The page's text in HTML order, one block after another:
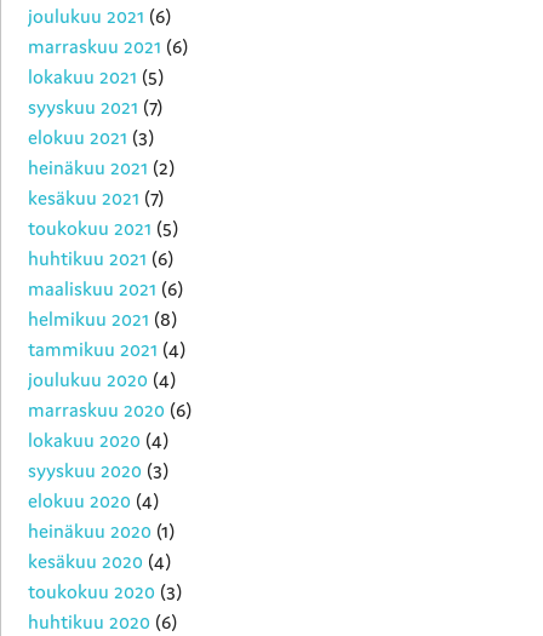
joulukuu 2021 (6)
marraskuu 2021 (6)
lokakuu 2021 (5)
syyskuu 2021 (7)
elokuu 2021 (3)
heinäkuu 2021 (2)
kesäkuu 2021 (7)
toukokuu 2021 (5)
huhtikuu 2021 (6)
maaliskuu 2021 (6)
helmikuu 2021 (8)
tammikuu 2021 (4)
joulukuu 2020 (4)
marraskuu 2020 (6)
lokakuu 2020 (4)
syyskuu 2020 (3)
elokuu 2020 (4)
heinäkuu 2020 (1)
kesäkuu 2020 (4)
toukokuu 2020 (3)
huhtikuu 2020 (6)